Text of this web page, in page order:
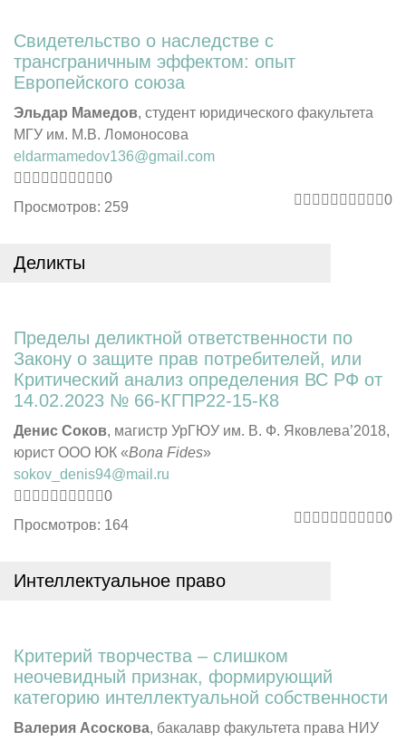
Свидетельство о наследстве с
трансграничным эффектом: опыт
Европейского союза
Эльдар Мамедов, студент юридического факультета
МГУ им. М.В. Ломоносова
eldarmamedov136@gmail.com
0
Просмотров: 259
0
Деликты
Пределы деликтной ответственности по
Закону о защите прав потребителей, или
Критический анализ определения ВС РФ от
14.02.2023 № 66-КГПР22-15-К8
Денис Соков, магистр УрГЮУ им. В. Ф. Яковлева’2018,
юрист ООО ЮК «Bona Fides»
sokov_denis94@mail.ru
0
Просмотров: 164
0
Интеллектуальное право
Критерий творчества – слишком
неочевидный признак, формирующий
категорию интеллектуальной собственности
Валерия Асоскова, бакалавр факультета права НИУ